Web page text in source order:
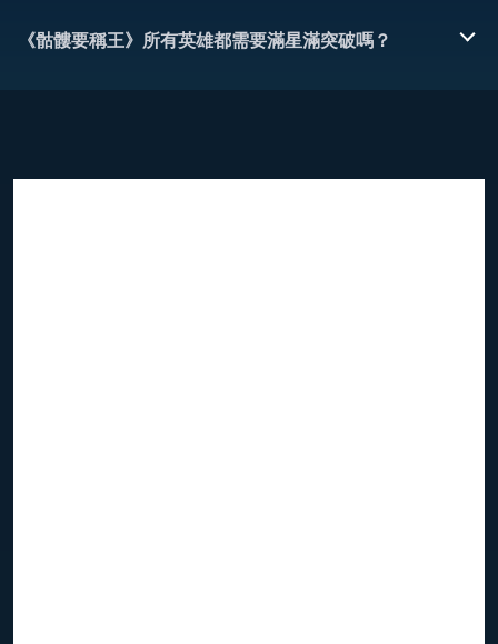
《骷髏要稱王》所有英雄都需要滿星滿突破嗎？